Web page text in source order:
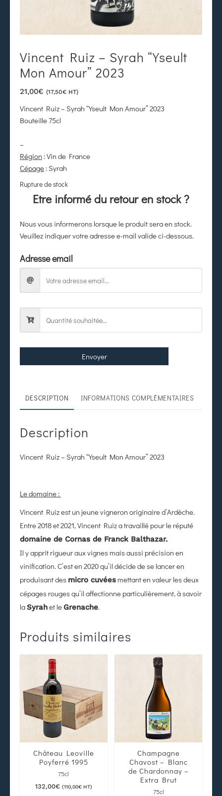
Vincent Ruiz – Syrah “Yseult
Mon Amour” 2023
21,00€ (17,50€ HT)
Vincent Ruiz – Syrah “Yseult Mon Amour” 2023
Bouteille 75cl
–
Région : Vin de France
Cépage : Syrah
Rupture de stock
Etre informé du retour en stock ?
Nous vous informerons lorsque le produit sera en stock.
Veuillez indiquer votre adresse e-mail valide ci-dessous.
Adresse email
Envoyer
DESCRIPTION INFORMATIONS COMPLÉMENTAIRES
Description
Vincent Ruiz – Syrah “Yseult Mon Amour” 2023
Le domaine :
Vincent Ruiz est un jeune vigneron originaire d’Ardèche.
Entre 2018 et 2021, Vincent Ruiz a travaillé pour le réputé
domaine de Cornas de Franck Balthazar.
Il y apprit rigueur aux vignes mais aussi précision en
vinification. C’est en 2020 qu’il décide de se lancer en
produisant des micro cuvées mettant en valeur les deux
cépages rouges qu’il affectionne particulièrement, à savoir
laSyrahet le Grenache.
Produits similaires
Château Leoville
Poyferré 1995
75cl
132,00€ (110,00€HT)
Champagne
Chavost – Blanc
de Chardonnay –
Extra Brut
75cl